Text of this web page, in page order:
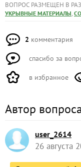
ВОПРОС РАЗМЕЩЕН В
УКРЫВНЫЕ МАТЕРИАЛЫ,
2 комментария
спасибо за
в избранное
Автор
user_2614
26 августа